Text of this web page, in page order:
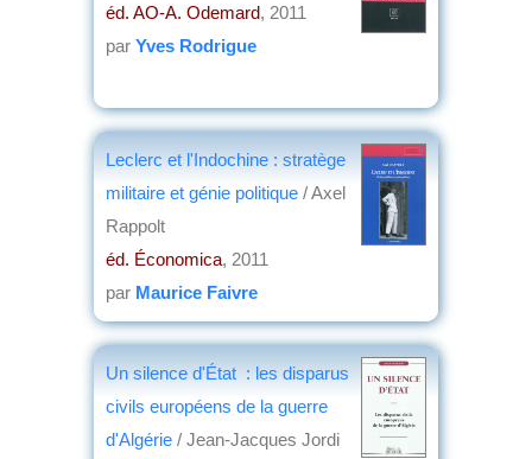
éd. AO-A. Odemard, 2011
par Yves Rodrigue
Leclerc et l'Indochine : stratège
militaire et génie politique / Axel
Rappolt
éd. Économica, 2011
par Maurice Faivre
Un silence d'État : les disparus
civils européens de la guerre
d'Algérie / Jean-Jacques Jordi